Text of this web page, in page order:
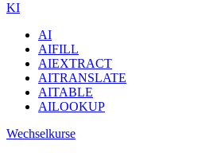
KI
AI
AIFILL
AIEXTRACT
AITRANSLATE
AITABLE
AILOOKUP
Wechselkurse